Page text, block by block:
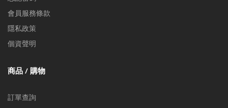
會員服務條款
隱私政策
個資聲明
商品 / 購物
訂單查詢